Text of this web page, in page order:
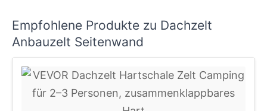
Empfohlene Produkte zu Dachzelt
Anbauzelt Seitenwand